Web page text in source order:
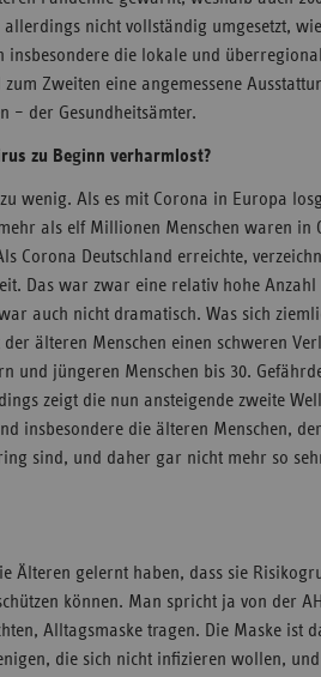
nicht vollständig umgesetzt,
insbesondere die lokale und
zum Zweiten eine angemessene
– der Gesundheitsämter.
zu Beginn verharmlost?
wenig. Als es mit Corona in Europa
als elf Millionen Menschen waren in
Corona Deutschland erreichte,
Das war zwar eine relativ hohe
auch nicht dramatisch. Was sich
der älteren Menschen einen schweren
und jüngeren Menschen bis 30.
zeigt die nun ansteigende zweite
insbesondere die älteren Menschen,
sind, und daher gar nicht mehr so
Älteren gelernt haben, dass sie
können. Man spricht ja von der
Alltagsmaske tragen. Die Maske ist
die sich nicht infizieren wollen,